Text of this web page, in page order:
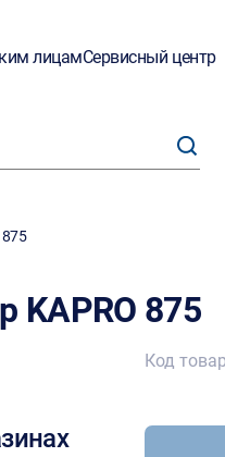
лицамСервисный центр
875
KAPRO 875
Код